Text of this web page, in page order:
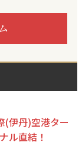
(伊丹)空港ター
ル直結！